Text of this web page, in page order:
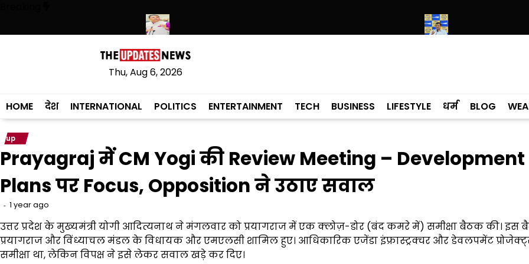
content
ने हथियारों की बड़ी खेप बरामद कीअमन अरोड़ा ने शाहकोट हलके में नौकरियों के मामले में कांग्रेसी विधायक लाडी को घेरा
Thu, Aug 6, 2026
HOME देश INTERNATIONAL POLITICS ENTERTAINMENT TECH BUSINESS LIFESTYLE धर्म BLOG
up
Prayagraj में CM Yogi की Review Meeting – Development
Plans पर Focus, Opposition ने उठाए सवाल
1 year ago
उत्तर प्रदेश के मुख्यमंत्री योगी आदित्यनाथ ने मंगलवार को प्रयागराज में एक क्लोज़-डोर (बंद कमरे में) समीक्षा बैठक की। इस
प्रयागराज और विंध्याचल मंडल के विधायक और एमएलसी शामिल हुए। आधिकारिक एजेंडा इंफ्रास्ट्रक्चर और डेवलपमेंट
समीक्षा था, लेकिन विपक्ष ने इसे लेकर सवाल खड़े कर दिए।